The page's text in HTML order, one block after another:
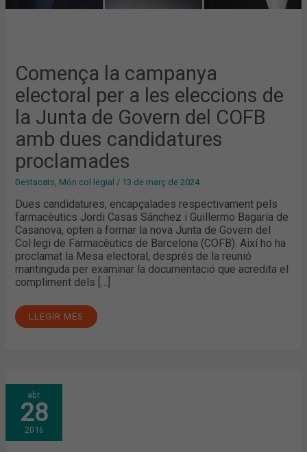
Comença la campanya
electoral per a les eleccions de
la Junta de Govern del COFB
amb dues candidatures
proclamades
Destacats, Món col·legial / 13 de març de 2024
Dues candidatures, encapçalades respectivament pels
farmacèutics Jordi Casas Sánchez i Guillermo Bagaría de
Casanova, opten a formar la nova Junta de Govern del
Col·legi de Farmacèutics de Barcelona (COFB). Així ho ha
proclamat la Mesa electoral, després de la reunió
mantinguda per examinar la documentació que acredita el
compliment dels […]
CANDIDATURES
LLEGIR MÉS
abr.
28
2016
EL
RETARD
EN
ELS
PAGAMENTS,
ELS
SERVEIS